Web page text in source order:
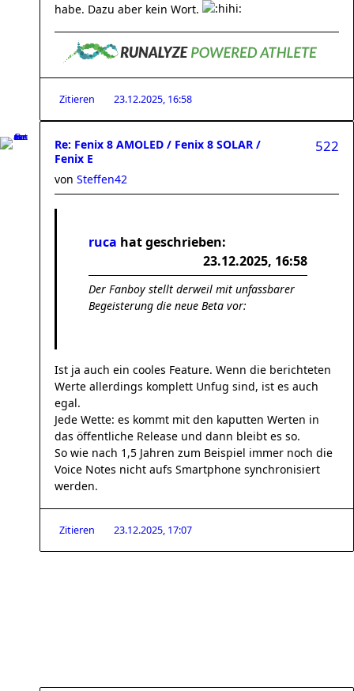
habe. Dazu aber kein Wort.
Zitieren 23.12.2025, 16:58
Re: Fenix 8 AMOLED / Fenix 8 SOLAR /
Fenix E
522
von Steffen42
ruca hat geschrieben:
23.12.2025, 16:58
Der Fanboy stellt derweil mit unfassbarer
Begeisterung die neue Beta vor:
Ist ja auch ein cooles Feature. Wenn die berichteten
Werte allerdings komplett Unfug sind, ist es auch
egal.
Jede Wette: es kommt mit den kaputten Werten in
das öffentliche Release und dann bleibt es so.
So wie nach 1,5 Jahren zum Beispiel immer noch die
Voice Notes nicht aufs Smartphone synchronisiert
werden.
Zitieren 23.12.2025, 17:07